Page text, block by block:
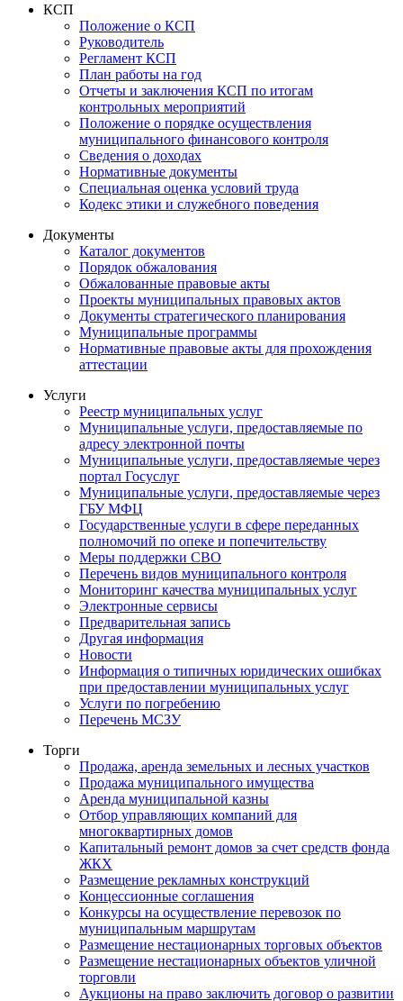
КСП
Положение о КСП
Руководитель
Регламент КСП
План работы на год
Отчеты и заключения КСП по итогам
контрольных мероприятий
Положение о порядке осуществления
муниципального финансового контроля
Сведения о доходах
Нормативные документы
Специальная оценка условий труда
Кодекс этики и служебного поведения
Документы
Каталог документов
Порядок обжалования
Обжалованные правовые акты
Проекты муниципальных правовых актов
Документы стратегического планирования
Муниципальные программы
Нормативные правовые акты для прохождения
аттестации
Услуги
Реестр муниципальных услуг
Муниципальные услуги, предоставляемые по
адресу электронной почты
Муниципальные услуги, предоставляемые через
портал Госуслуг
Муниципальные услуги, предоставляемые через
ГБУ МФЦ
Государственные услуги в сфере переданных
полномочий по опеке и попечительству
Меры поддержки СВО
Перечень видов муниципального контроля
Мониторинг качества муниципальных услуг
Электронные сервисы
Предварительная запись
Другая информация
Новости
Информация о типичных юридических ошибках
при предоставлении муниципальных услуг
Услуги по погребению
Перечень МСЗУ
Торги
Продажа, аренда земельных и лесных участков
Продажа муниципального имущества
Аренда муниципальной казны
Отбор управляющих компаний для
многоквартирных домов
Капитальный ремонт домов за счет средств фонда
ЖКХ
Размещение рекламных конструкций
Концессионные соглашения
Конкурсы на осуществление перевозок по
муниципальным маршрутам
Размещение нестационарных торговых объектов
Размещение нестационарных объектов уличной
торговли
Аукционы на право заключить договор о развитии